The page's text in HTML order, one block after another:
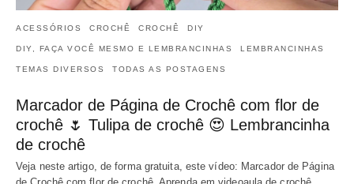
ACESSÓRIOS CROCHÊ CROCHÊ DIY
DIY, FAÇA VOCÊ MESMO E LEMBRANCINHAS LEMBRANCINHAS
TEMAS DIVERSOS TODAS AS POSTAGENS
Marcador de Página de Crochê com flor de
crochê 🌷 Tulipa de crochê 😍 Lembrancinha
de crochê
Veja neste artigo, de forma gratuita, este vídeo: Marcador de Página